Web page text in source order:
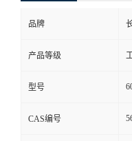
品牌
产品等级
型号
CAS编号